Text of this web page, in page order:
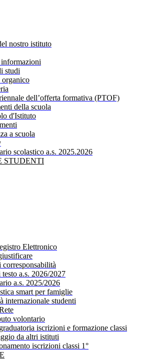
nostro istituto
studi
dell’offerta formativa (PTOF)
della scuola
d'Istituto
a scuola
scolastico a.s. 2025.2026
STUDENTI
Elettronico
corresponsabilità
a.s. 2026/2027
a.s. 2025/2026
smart per famiglie
internazionale studenti
volontario
iscrizioni e formazione classi
da altri istituti
iscrizioni classi 1°